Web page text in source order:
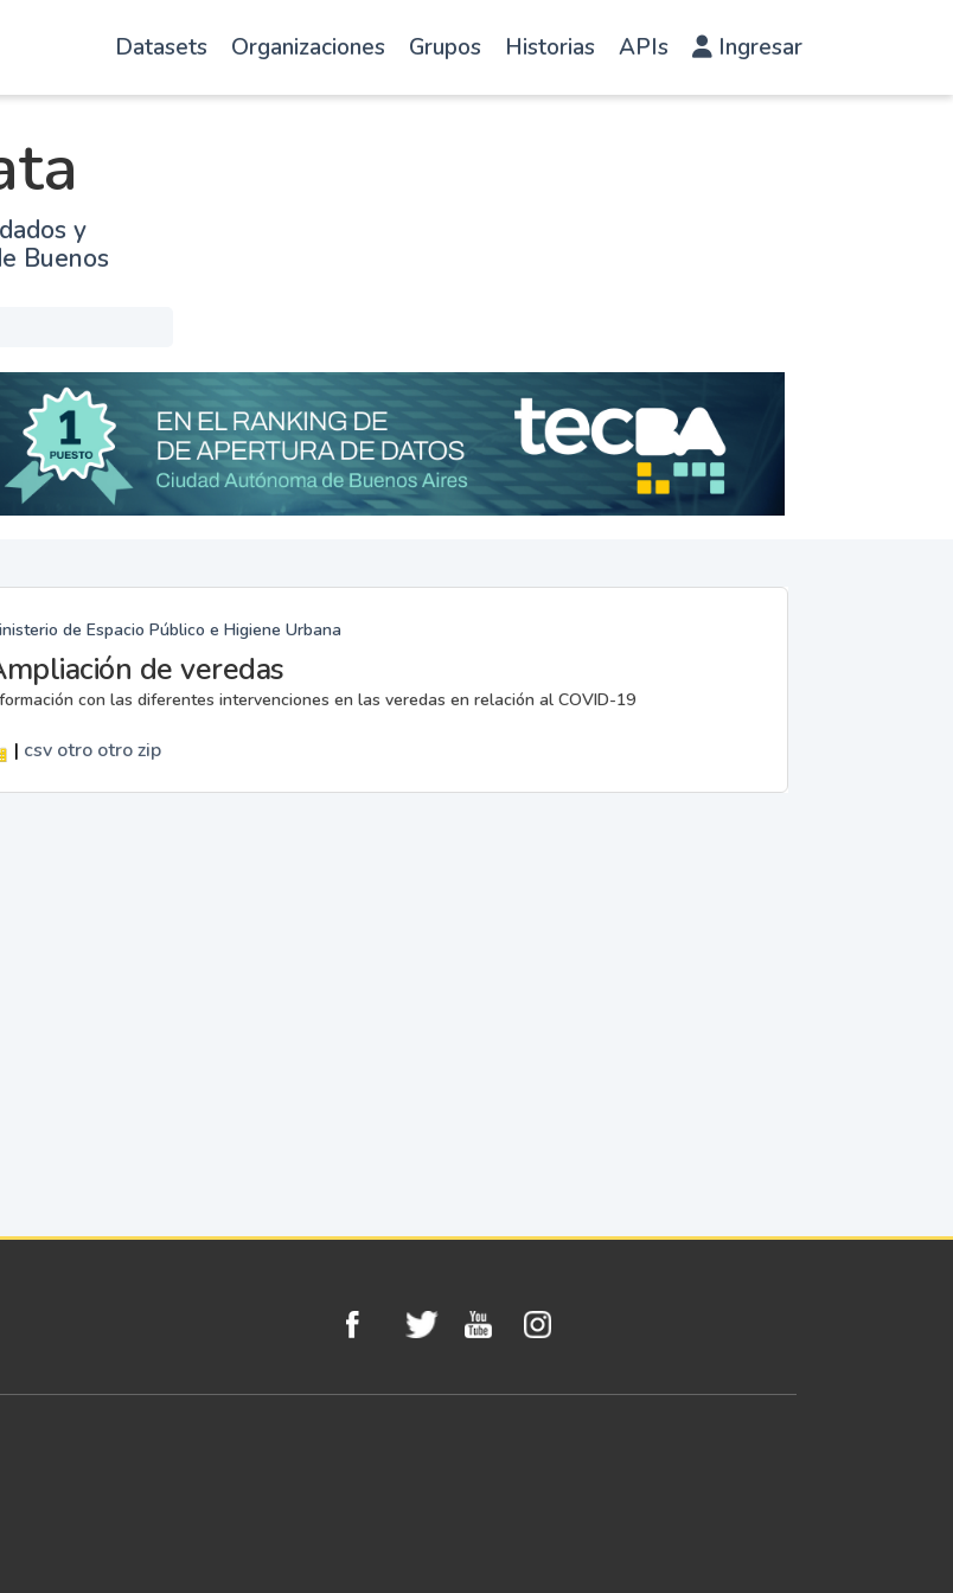
Datasets Organizaciones Grupos Historias APIs Ingresar
y
Buenos
de Espacio Público e Higiene Urbana
de veredas
con las diferentes intervenciones en las veredas en relación al COVID-19
| csv otro otrozip